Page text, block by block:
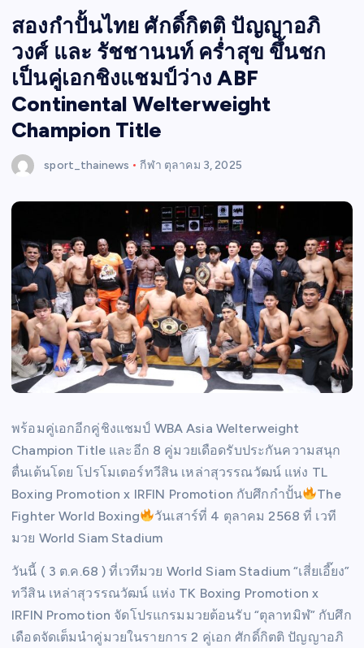
สองกำปั้นไทย ศักดิ์กิตติ ปัญญาอภิ
วงศ์ และ รัชชานนท์ คร่ำสุข ขึ้นชก
เป็นคู่เอกชิงแชมป์ว่าง ABF
Continental Welterweight
Champion Title
sport_thainews กีฬา ตุลาคม 3, 2025
พร้อมคู่เอกอีกคู่ชิงแชมป์ WBA Asia Welterweight
Champion Title และอีก 8 คู่มวยเดือดรับประกันความสนุก
ตื่นเต้นโดย โปรโมเตอร์ทวีสิน เหล่าสุวรรณวัฒน์ แห่ง TL
Boxing Promotion x IRFIN Promotion กับศึกกำปั้น
The
Fighter World Boxing
วันเสาร์ที่ 4 ตุลาคม 2568 ที่ เวที
มวย World Siam Stadium
วันนี้ ( 3 ต.ค.68 ) ที่เวทีมวย World Siam Stadium “เสี่ยเอี๊ยง”
ทวีสิน เหล่าสุวรรณวัฒน์ แห่ง TK Boxing Promotion x
IRFIN Promotion จัดโปรแกรมมวยต้อนรับ “ตุลาทมิฬ” กับศึก
เดือดจัดเต็มนำคู่มวยในรายการ 2 คู่เอก ศักดิ์กิตติ ปัญญาอภิ